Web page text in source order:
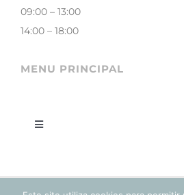
09:00 – 13:00
14:00 – 18:00
MENU PRINCIPAL
Toggle